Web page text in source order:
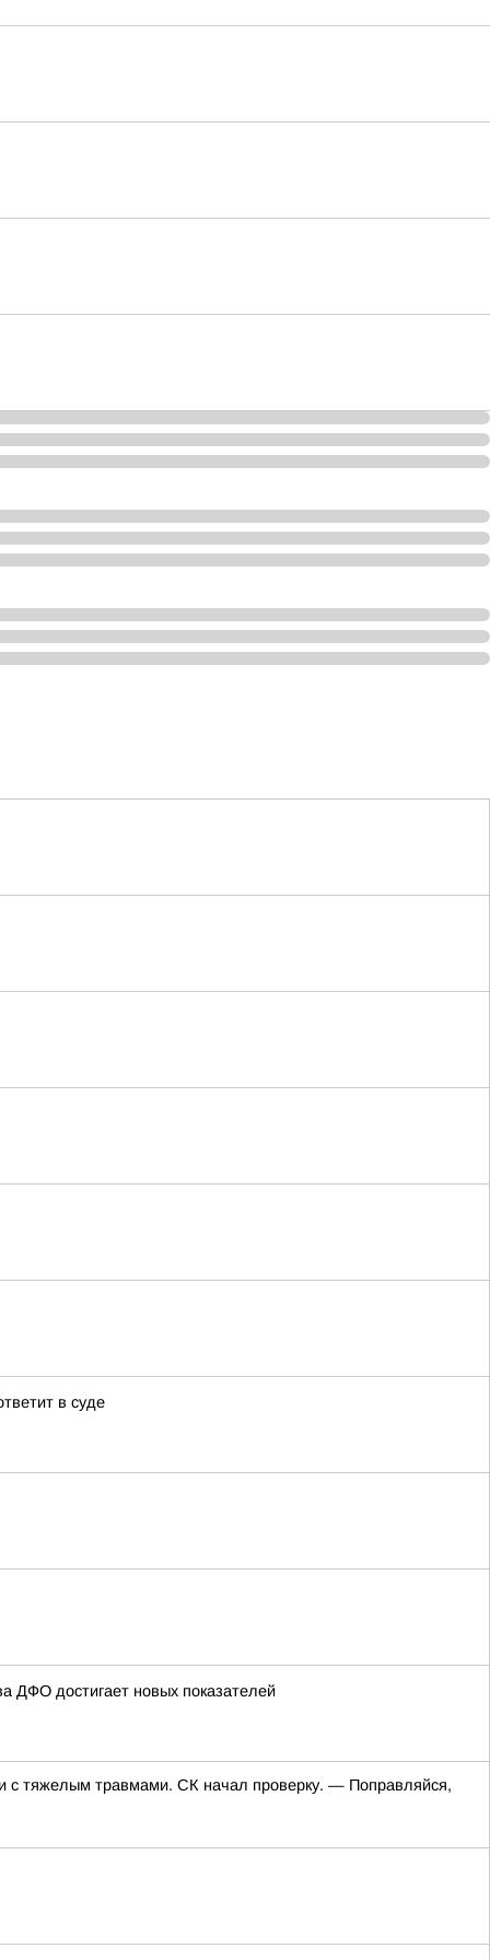
в суде
ДФО достигает новых показателей
с тяжелым травмами. СК начал проверку. — Поправляйся,